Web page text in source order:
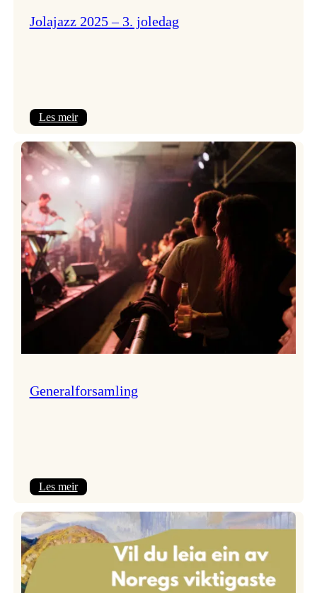
Jolajazz 2025 – 3. joledag
Les meir:
2025
–
joledag
Generalforsamling
Les meir: